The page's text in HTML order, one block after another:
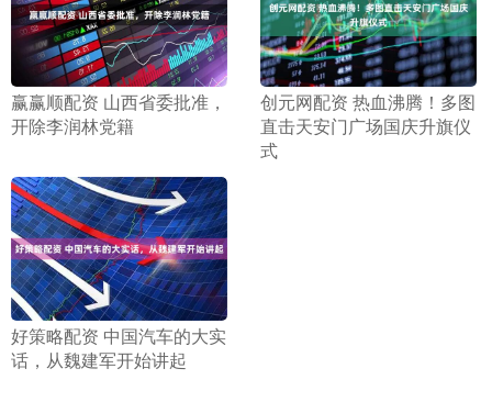
​赢赢顺配资 山西省委批准，
开除李润林党籍
​创元网配资 热血沸腾！多图
直击天安门广场国庆升旗仪
式
​好策略配资 中国汽车的大实
话，从魏建军开始讲起